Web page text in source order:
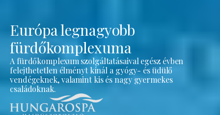
Európa legnagyobb
fürdőkomplexuma
A fürdőkomplexum szolgáltatásaival egész évben
felejthetetlen élményt kínál a gyógy- és üdülő
vendégeknek, valamint kis és nagy gyermekes
családoknak.